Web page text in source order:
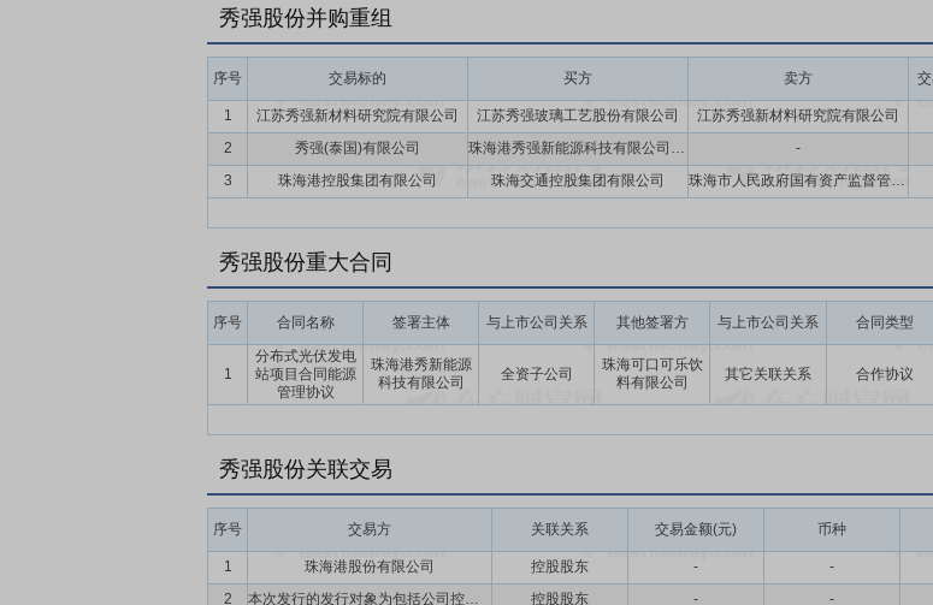
秀强股份并购重组
序号 交易标的 买方 卖方
1 江苏秀强新材料研究院有限公司 江苏秀强玻璃工艺股份有限公司 江苏秀强新材料研究院有限公司
2
秀强(泰国)有限公司 珠海港秀强新能源科技有限公司,江苏秀强玻璃工艺股份有限公司 -
3
珠海港控股集团有限公司 珠海交通控股集团有限公司 珠海市人民政府国有资产监督管理委员会
秀强股份重大合同
序号 合同名称 签署主体 与上市公司关系 其他签署方 与上市公司关系 合同类型
1
分布式光伏发电
站项目合同能源
管理协议
珠海港秀新能源
科技有限公司
全资子公司
珠海可口可乐饮
料有限公司
其它关联关系 合作协议
秀强股份关联交易
序号 交易方 关联关系 交易金额(元) 币种
1 珠海港股份有限公司 控股股东 - -
2
本次发行的发行对象为包括公司控股股东珠海港股份在内的不超过35名符合中国证监会规定条件的特定投资者 控股股东 - -